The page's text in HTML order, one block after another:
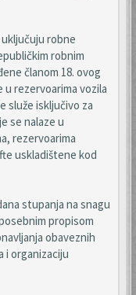
robne
robnim
članom 18. ovog
u rezervoarima vozila
služe isključivo za
se nalaze u
rezervoarima
uskladištene kod
stupanja na snagu
propisom
obaveznih
i organizaciju